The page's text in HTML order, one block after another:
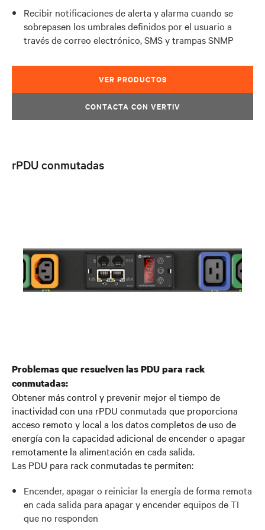
Recibir notificaciones de alerta y alarma cuando se
sobrepasen los umbrales definidos por el usuario a
través de correo electrónico, SMS y trampas SNMP
VER PRODUCTOS
CONTACTA CON VERTIV
rPDU conmutadas
Problemas que resuelven las PDU para rack
conmutadas:
Obtener más control y prevenir mejor el tiempo de
inactividad con una rPDU conmutada que proporciona
acceso remoto y local a los datos completos de uso de
energía con la capacidad adicional de encender o apagar
remotamente la alimentación en cada salida.
Las PDU para rack conmutadas te permiten:
Encender, apagar o reiniciar la energía de forma remota
en cada salida para apagar y encender equipos de TI
que no responden